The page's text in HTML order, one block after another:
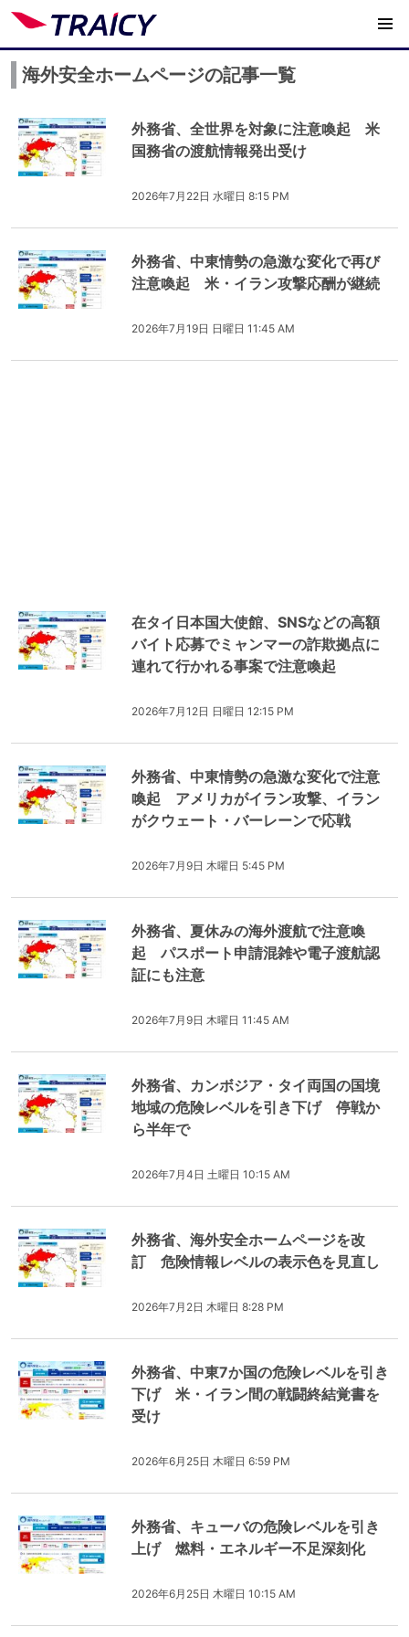
海外安全ホームページの記事一覧
外務省、全世界を対象に注意喚起 米
国務省の渡航情報発出受け
2026年7月22日 水曜日 8:15 PM
外務省、中東情勢の急激な変化で再び
注意喚起 米・イラン攻撃応酬が継続
2026年7月19日 日曜日 11:45 AM
在タイ日本国大使館、SNSなどの高額
バイト応募でミャンマーの詐欺拠点に
連れて行かれる事案で注意喚起
2026年7月12日 日曜日 12:15 PM
外務省、中東情勢の急激な変化で注意
喚起 アメリカがイラン攻撃、イラン
がクウェート・バーレーンで応戦
2026年7月9日 木曜日 5:45 PM
外務省、夏休みの海外渡航で注意喚
起 パスポート申請混雑や電子渡航認
証にも注意
2026年7月9日 木曜日 11:45 AM
外務省、カンボジア・タイ両国の国境
地域の危険レベルを引き下げ 停戦か
ら半年で
2026年7月4日 土曜日 10:15 AM
外務省、海外安全ホームページを改
訂 危険情報レベルの表示色を見直し
2026年7月2日 木曜日 8:28 PM
外務省、中東7か国の危険レベルを引き
下げ 米・イラン間の戦闘終結覚書を
受け
2026年6月25日 木曜日 6:59 PM
外務省、キューバの危険レベルを引き
上げ 燃料・エネルギー不足深刻化
2026年6月25日 木曜日 10:15 AM